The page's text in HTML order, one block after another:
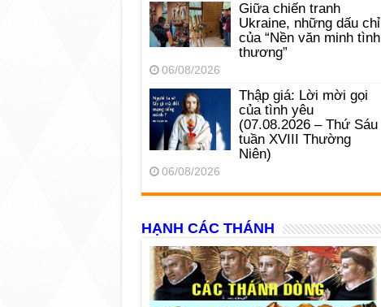
Giữa chiến tranh
Ukraine, những dấu chỉ
của “Nền văn minh tình
thương”
06/08/2026
Thập giá: Lời mời gọi
của tình yêu
(07.08.2026 – Thứ Sáu
tuần XVIII Thường
Niên)
06/08/2026
HẠNH CÁC THÁNH